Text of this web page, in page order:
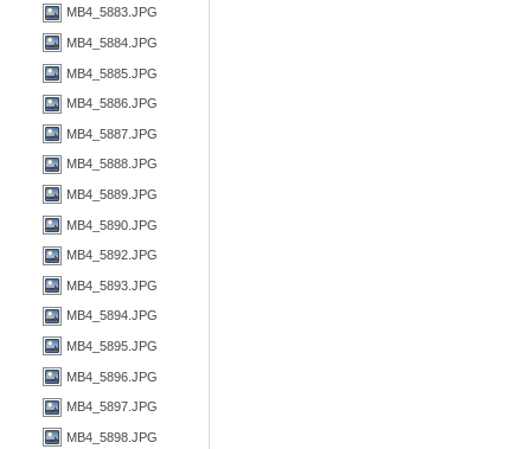
MB4_5883.JPG
MB4_5884.JPG
MB4_5885.JPG
MB4_5886.JPG
MB4_5887.JPG
MB4_5888.JPG
MB4_5889.JPG
MB4_5890.JPG
MB4_5892.JPG
MB4_5893.JPG
MB4_5894.JPG
MB4_5895.JPG
MB4_5896.JPG
MB4_5897.JPG
MB4_5898.JPG